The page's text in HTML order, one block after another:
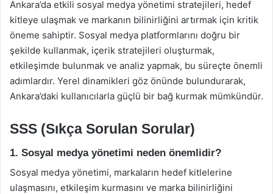
Ankara’da etkili sosyal medya yönetimi stratejileri, hedef
kitleye ulaşmak ve markanın bilinirliğini artırmak için kritik
öneme sahiptir. Sosyal medya platformlarını doğru bir
şekilde kullanmak, içerik stratejileri oluşturmak,
etkileşimde bulunmak ve analiz yapmak, bu süreçte önemli
adımlardır. Yerel dinamikleri göz önünde bulundurarak,
Ankara’daki kullanıcılarla güçlü bir bağ kurmak mümkündür.
SSS (Sıkça Sorulan Sorular)
1. Sosyal medya yönetimi neden önemlidir?
Sosyal medya yönetimi, markaların hedef kitlelerine
ulaşmasını, etkileşim kurmasını ve marka bilinirliğini